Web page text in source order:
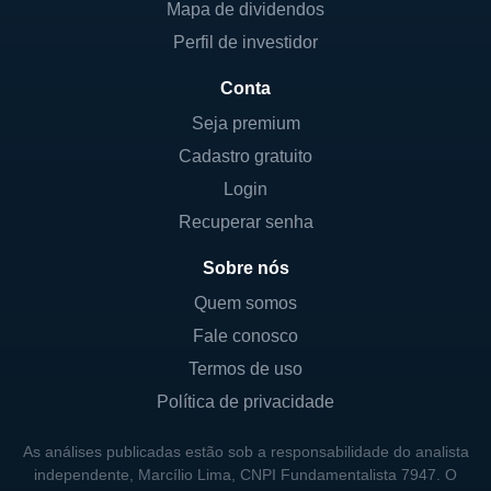
da empresa, buscando sempre inovação e
crescimento sustentável. A CR2 colabora
facilita a formação de parcerias estratégicas
e o desenvolvimento de projetos de grande
impacto no mercado energético.
HISTÓRIA DA CR2
A história da CR2 remonta a um período de
crescente preocupação com a
Fundada por um grupo de visionários que
identificaram a carência de energia limpa e
operações com projetos em pequena escala
Mapa de dividendos
Perfil de investidor
Conta
Seja premium
Cadastro gratuito
Login
Recuperar senha
Sobre nós
Quem somos
Fale conosco
Termos de uso
Política de privacidade
As análises publicadas estão sob a responsabilidade do analista
independente, Marcílio Lima, CNPI Fundamentalista 7947. O